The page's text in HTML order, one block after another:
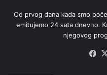
Od prvog dana kada smo
emitujemo 24 sata dnevno.
njegovog